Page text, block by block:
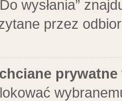
wysłania”
przez